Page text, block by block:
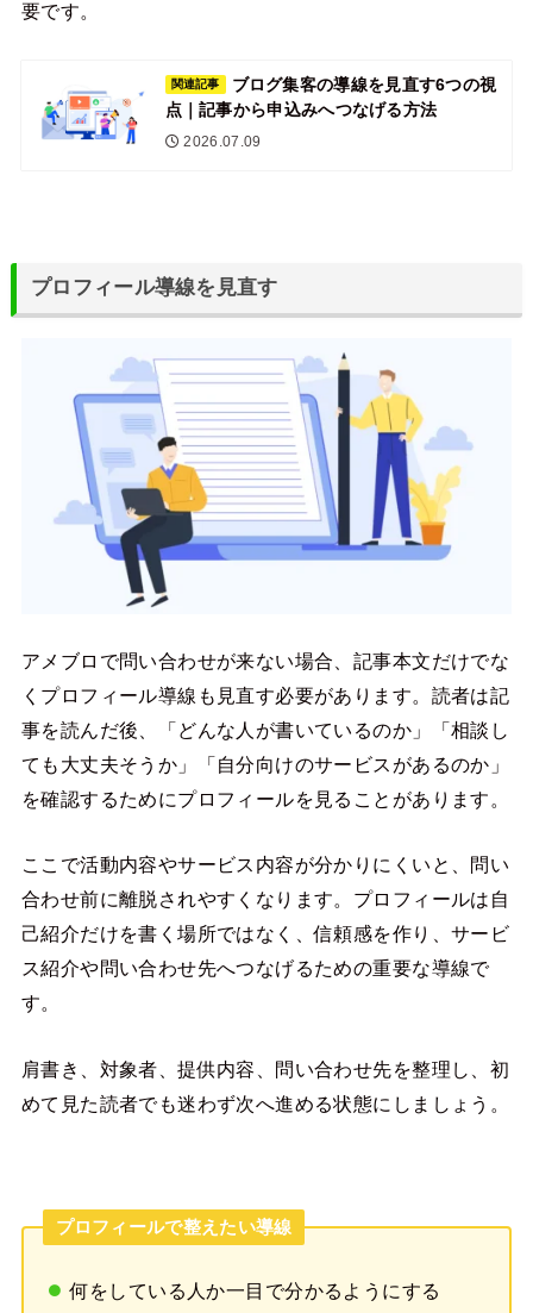
要です。
関連記事
ブログ集客の導線を見直す6つの視
点｜記事から申込みへつなげる方法
2026.07.09
プロフィール導線を見直す
アメブロで問い合わせが来ない場合、記事本文だけでな
くプロフィール導線も見直す必要があります。読者は記
事を読んだ後、「どんな人が書いているのか」「相談し
ても大丈夫そうか」「自分向けのサービスがあるのか」
を確認するためにプロフィールを見ることがあります。
ここで活動内容やサービス内容が分かりにくいと、問い
合わせ前に離脱されやすくなります。プロフィールは自
己紹介だけを書く場所ではなく、信頼感を作り、サービ
ス紹介や問い合わせ先へつなげるための重要な導線で
す。
肩書き、対象者、提供内容、問い合わせ先を整理し、初
めて見た読者でも迷わず次へ進める状態にしましょう。
プロフィールで整えたい導線
何をしている人か一目で分かるようにする